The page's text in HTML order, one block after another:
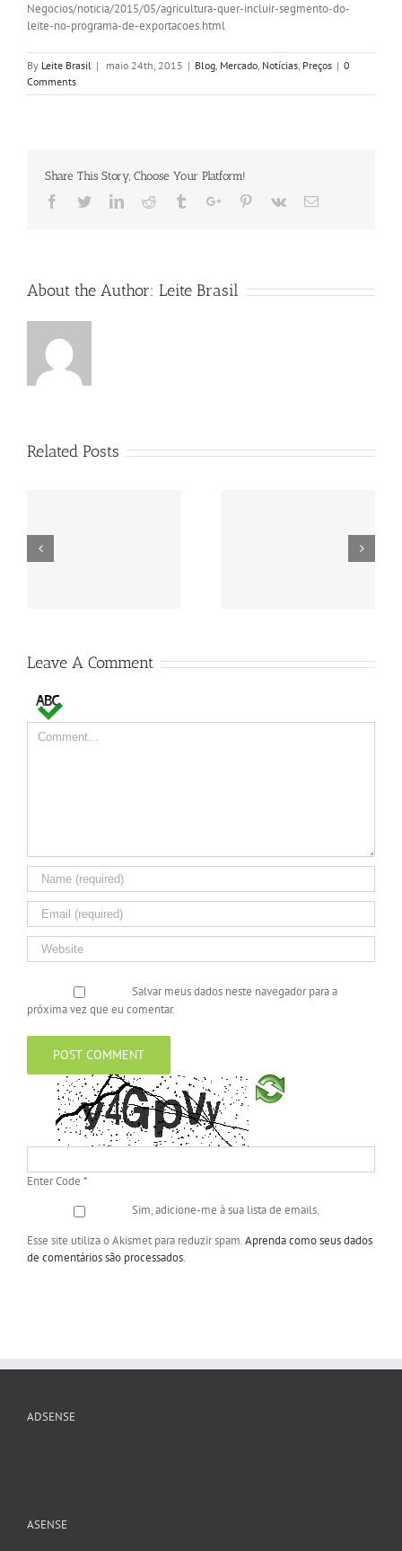
Negocios/noticia/2015/05/agricultura-quer-incluir-segmento-do-
leite-no-programa-de-exportacoes.html
By Leite Brasil | maio 24th, 2015 | Blog, Mercado, Notícias, Preços | 0
Comments
Share This Story, Choose Your Platform!
Facebook
TwitterLinkedinReddit TumblrGoogle+Pinterest
Vk Email
About the Author: Leite Brasil
Related Posts
FAO: produção mundial
Leave A Comment
Comment
Salvar meus dados neste navegador para a
próxima vez que eu comentar.
Enter Code *
Sim, adicione-me à sua lista de emails.
Esse site utiliza o Akismet para reduzir spam.Aprenda como seus dados
de comentários são processados.
ADSENSE
ASENSE